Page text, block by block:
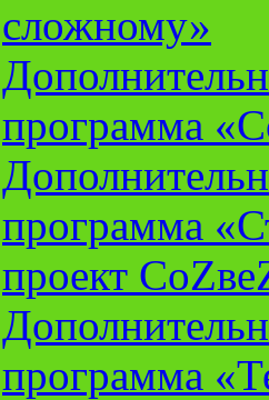
сложному»
программа
программа
проект
программа